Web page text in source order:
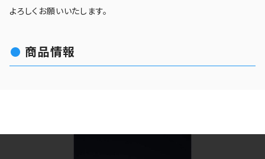
よろしくお願いいたします。
商品情報